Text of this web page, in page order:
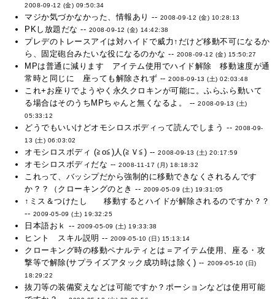
2008-09-12 (金) 09:50:34
マジか気づかなかった、情報あり -- 2008-09-12 (金) 10:28:13
PKし放題だな -- 2008-09-12 (金) 14:42:38
プレデのトレースアイは対ハイドで威力↑だけど移動不可になるか
ら、固定砲台みたいな役になるのかな -- 2008-09-12 (金) 15:50:27
MPは普通に減ります アイテム使用でハイド解除 移動速度が通
常時と同じに 座っても解除されず --2008-09-13 (土) 02:03:48
これ+お座りでようやく永久クロキンが可能に。ふらふら動いて
る場合はそのうちMPちゃんと無くなるよ。 --2008-09-13 (土)
05:33:12
どうでもいいけどオモシロスボディって読んでしまう -- 2008-09-
13 (土) 06:03:02
オモシロスボディ (≧ο≦)人(≧Ｖ≦) --2008-09-13 (土) 20:17:59
オモシロスボディだな --2008-11-17 (月) 18:18:32
これって、バッシプだから強制的に移動できなくされるんです
か？？（クローキングのとき -- 2009-05-09 (土) 19:31:05
↑ミス＆つけたし 移動するとハイドが解除されるのですか？？
-- 2009-05-09 (土) 19:32:25
日本語おｋ -- 2009-05-09 (土) 19:33:38
ヒント スキル説明 -- 2009-05-10 (日) 15:13:14
クローキング時の移動ペナルティとは＝アイテム使用、座る・攻
撃等で解除(サプライズアタック成功時は除く) -- 2009-05-10 (日)
18:29:22
抜刀等の装備変えなどは可能ですか？ポーションなどは使用可能